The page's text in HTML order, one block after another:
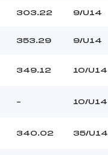
303.22 9/U14
353.29 9/U14
349.12 10/U14
– 10/U14
340.02 35/U14